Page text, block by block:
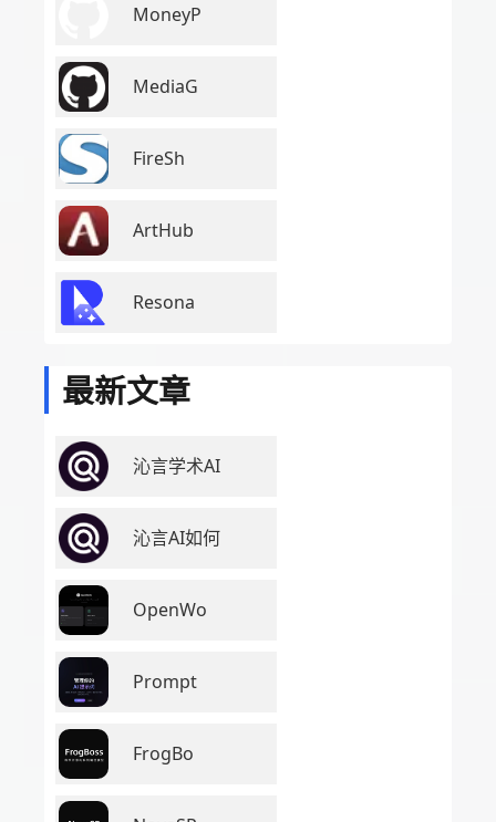
MoneyP
MediaG
FireSh
ArtHub
Resona
最新文章
沁言学术AI
沁言AI如何
OpenWo
Prompt
FrogBo